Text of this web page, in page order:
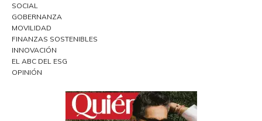
SOCIAL
GOBERNANZA
MOVILIDAD
FINANZAS SOSTENIBLES
INNOVACIÓN
EL ABC DEL ESG
OPINIÓN